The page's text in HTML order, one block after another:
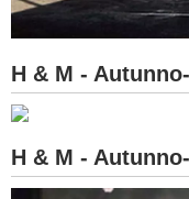
H & M -
H & M -